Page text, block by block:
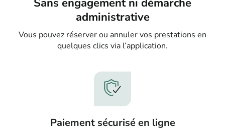
Sans engagement ni démarche
administrative
Vous pouvez réserver ou annuler vos prestations en
quelques clics via l’application.
Paiement sécurisé en ligne